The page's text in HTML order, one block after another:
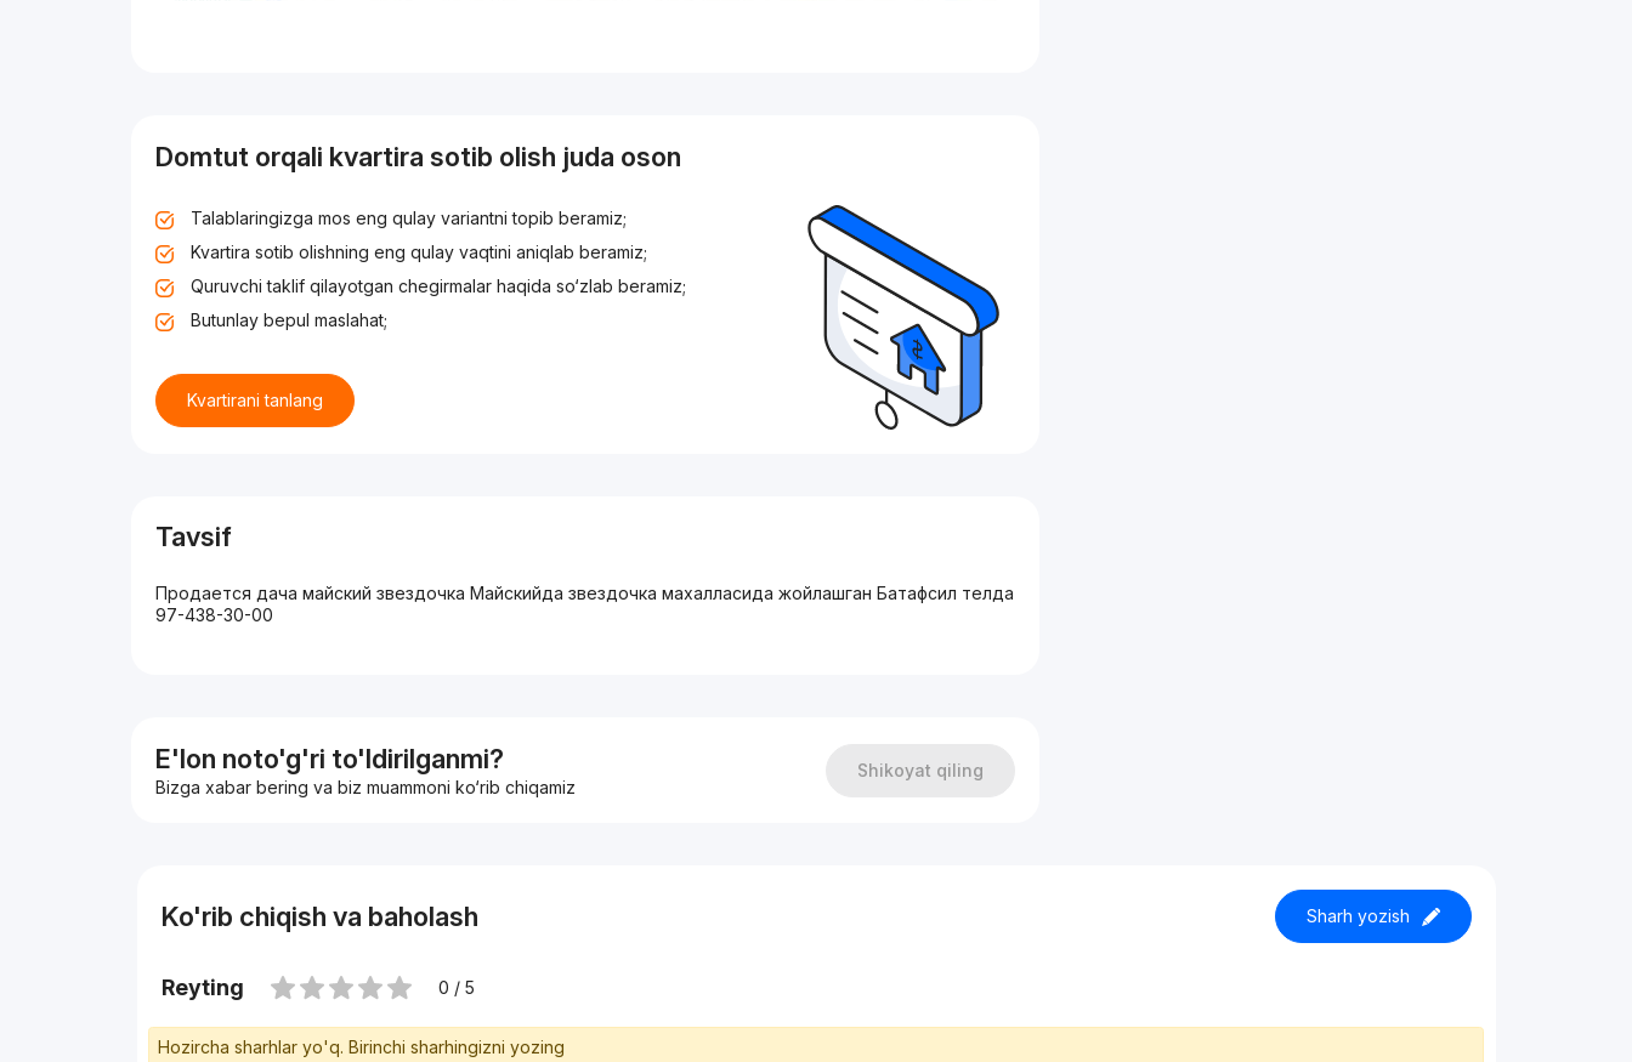
Domtut orqali kvartira sotib olish juda oson
Talablaringizga mos eng qulay variantni topib beramiz;
Kvartira sotib olishning eng qulay vaqtini aniqlab beramiz;
Quruvchi taklif qilayotgan chegirmalar haqida so‘zlab beramiz;
Butunlay bepul maslahat;
Kvartirani tanlang
Tavsif
Продается дача майский звездочка Майскийда звездочка махалласида жойлашган Батафсил телда
97-438-30-00
E'lon noto'g'ri to'ldirilganmi?
Bizga xabar bering va biz muammoni ko‘rib chiqamiz
Shikoyat qiling
Ko'rib chiqish va baholash Sharh yozish
Reyting 0 / 5
Hozircha sharhlar yo'q. Birinchi sharhingizni yozing